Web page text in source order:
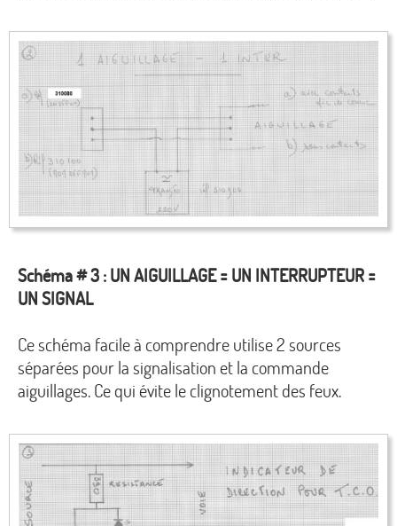
Schéma # 3 : UN AIGUILLAGE = UN INTERRUPTEUR =
UN SIGNAL
Ce schéma facile à comprendre utilise 2 sources
séparées pour la signalisation et la commande
aiguillages. Ce qui évite le clignotement des feux.